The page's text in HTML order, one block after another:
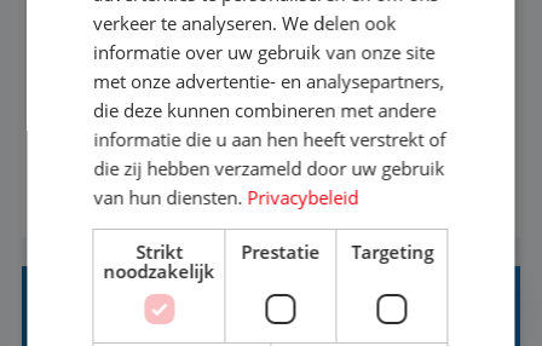
Heb jij een passie voor reizen en reis je graag af
naar de mooiste plekken van de wereld? Mooi!
Dan is de basis goed. Zie je het als een uitdaging
om anderen te inspireren en ondersteunen met
het samenstellen en boeken van de perfecte
vakantie en is verkopen je tweede natuur? Al
deze onderdelen zijn nu samen gevoegd...
BEKIJK VACATURE
HEAD OF SOCIAL STRATEGY
verkeer te analyseren. We delen ook
informatie over uw gebruik van onze site
met onze advertentie- en analysepartners,
die deze kunnen combineren met andere
informatie die u aan hen heeft verstrekt of
die zij hebben verzameld door uw gebruik
van hun diensten. Privacybeleid
Strikt
noodzakelijk
Prestatie Targeting